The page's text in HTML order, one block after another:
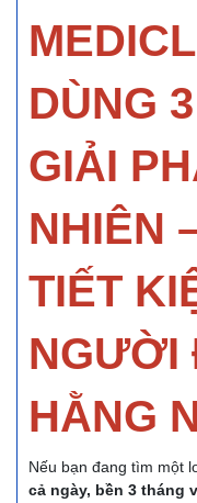
DÙNG
GIẢI
NHIÊN
TIẾT
NGƯỜI
HẰNG
Nếu bạn đang tìm một
cả ngày, bền 3 tháng